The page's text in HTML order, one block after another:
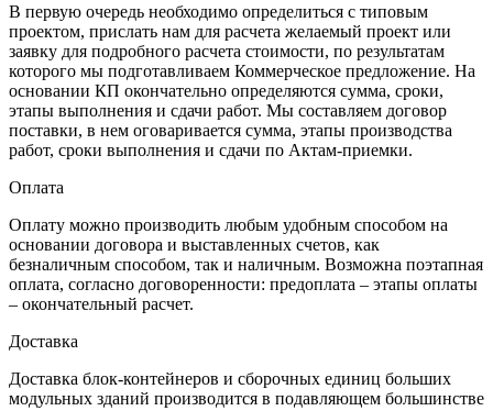
В первую очередь необходимо определиться с типовым
проектом, прислать нам для расчета желаемый проект или
заявку для подробного расчета стоимости, по результатам
которого мы подготавливаем Коммерческое предложение. На
основании КП окончательно определяются сумма, сроки,
этапы выполнения и сдачи работ. Мы составляем договор
поставки, в нем оговаривается сумма, этапы производства
работ, сроки выполнения и сдачи по Актам-приемки.
Оплата
Оплату можно производить любым удобным способом на
основании договора и выставленных счетов, как
безналичным способом, так и наличным. Возможна поэтапная
оплата, согласно договоренности: предоплата – этапы оплаты
– окончательный расчет.
Доставка
Доставка блок-контейнеров и сборочных единиц больших
модульных зданий производится в подавляющем большинстве